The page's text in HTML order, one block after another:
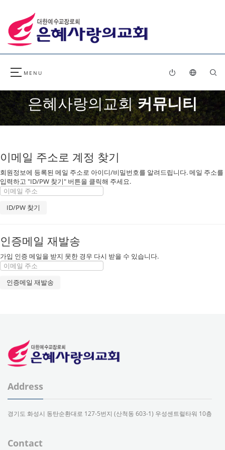
은혜사랑의교회커뮤니티
이메일 주소로 계정 찾기
회원정보에 등록된 메일 주소로 아이디/비밀번호를 알려드립니다. 메일 주소를
입력하고 "ID/PW 찾기" 버튼을 클릭해 주세요.
인증메일 재발송
가입 인증 메일을 받지 못한 경우 다시 받을 수 있습니다.
Address
경기도 화성시 동탄순환대로 127-5번지 (산척동 603-1) 우성센트럴타워 10층
Contact